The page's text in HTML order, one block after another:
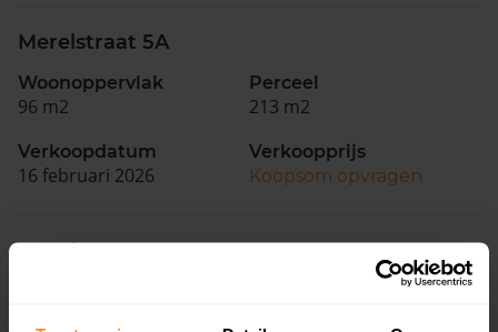
Merelstraat 5A
Woonoppervlak
96 m2
Perceel
213 m2
Verkoopdatum
16 februari 2026
Verkoopprijs
Koopsom opvragen
Merelstraat 13